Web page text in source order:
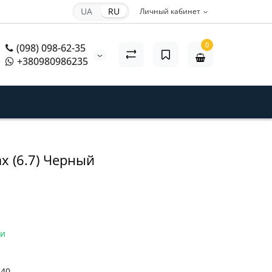
Личный кабинет
UA RU
(098) 098-62-35
+380980986235
0
(6.7) Черный